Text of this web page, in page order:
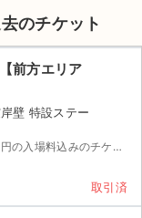
のチケット
前方エリア
壁 特設ステー
[詳細] 最前方エリア券（ 万円）ではありません。 円の入場料込みのチケットとなります。 ※残り ...
取引済